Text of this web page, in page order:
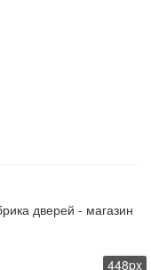
дверей - магазин
448px